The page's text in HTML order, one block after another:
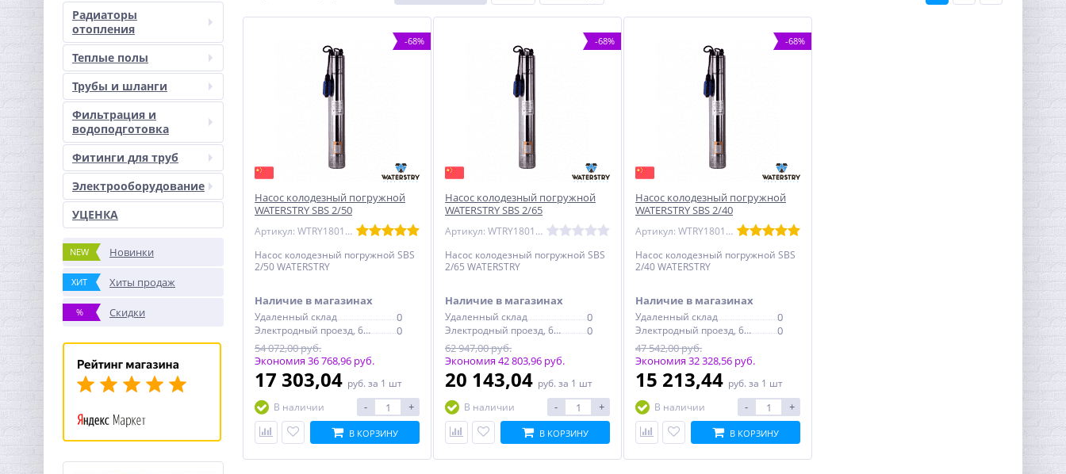
Радиаторы
отопления
Теплые полы
Трубы и шланги
Фильтрация и
водоподготовка
Фитинги для труб
Электрооборудование
УЦЕНКА
NEW Новинки
ХИТ Хиты продаж
% Скидки
-68%
Насос колодезный погружной
WATERSTRY SBS 2/50
Артикул: WTRY18010250
Насос колодезный погружной SBS
2/50 WATERSTRY
Наличие в магазинах
Удаленный склад 0
Электродный проезд, 6с1
0
54 072,00 руб.
Экономия 36 768,96 руб.
17 303,04 руб. за 1 шт
В наличии
- +
В КОРЗИНУ
-68%
Насос колодезный погружной
WATERSTRY SBS 2/65
Артикул: WTRY18010265
Насос колодезный погружной SBS
2/65 WATERSTRY
Наличие в магазинах
Удаленный склад 0
Электродный проезд, 6с1
0
62 947,00 руб.
Экономия 42 803,96 руб.
20 143,04 руб. за 1 шт
В наличии
- +
В КОРЗИНУ
-68%
Насос колодезный погружной
WATERSTRY SBS 2/40
Артикул: WTRY18010240
Насос колодезный погружной SBS
2/40 WATERSTRY
Наличие в магазинах
Удаленный склад 0
Электродный проезд, 6с1
0
47 542,00 руб.
Экономия 32 328,56 руб.
15 213,44 руб. за 1 шт
В наличии
- +
В КОРЗИНУ